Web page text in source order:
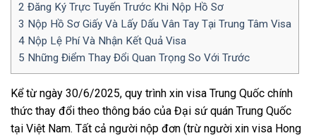
2 Đăng Ký Trực Tuyến Trước Khi Nộp Hồ Sơ
3 Nộp Hồ Sơ Giấy Và Lấy Dấu Vân Tay Tại Trung Tâm Visa
4 Nộp Lệ Phí Và Nhận Kết Quả Visa
5 Những Điểm Thay Đổi Quan Trọng So Với Trước
Kể từ ngày 30/6/2025, quy trình xin visa Trung Quốc chính
thức thay đổi theo thông báo của Đại sứ quán Trung Quốc
tại Việt Nam. Tất cả người nộp đơn (trừ người xin visa Hong